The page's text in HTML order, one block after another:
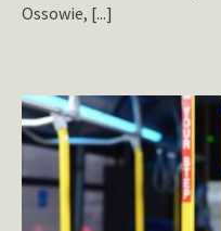
Ossowie, [...]